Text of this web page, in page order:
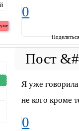
0
Я уже
не кого кроме
0